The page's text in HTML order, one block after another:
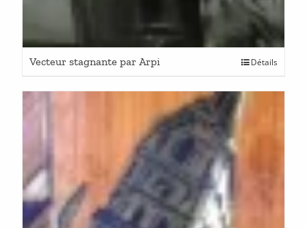
Vecteur stagnante par Arpi Détails